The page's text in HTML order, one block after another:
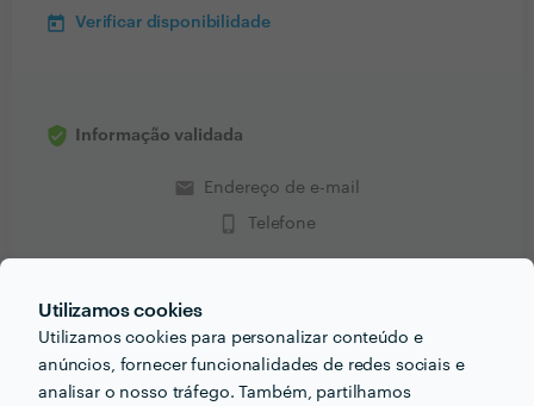
Utilizamos cookies
Utilizamos cookies para personalizar conteúdo e
anúncios, fornecer funcionalidades de redes sociais e
analisar o nosso tráfego. Também, partilhamos
Verificar disponibilidade
Informação validada
email Endereço de e-mail
phone_iphone Telefone
PERGUNTAS E RESPOSTAS